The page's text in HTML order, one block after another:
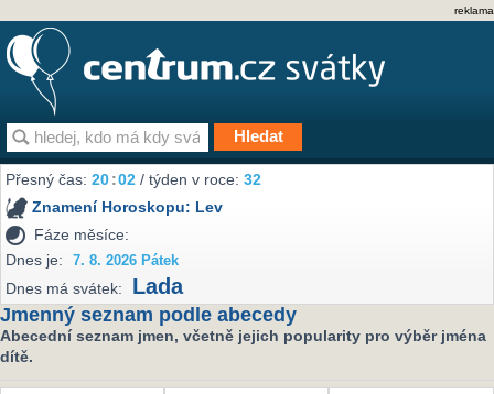
reklama
Přesný čas:20:02 / týden v roce:32
Znamení Horoskopu: Lev
Fáze měsíce:
Dnes je:
7. 8. 2026 Pátek
Dnes má svátek: Lada
Jmenný seznam podle abecedy
Abecední seznam jmen, včetně jejich popularity pro výběr jména
dítě.